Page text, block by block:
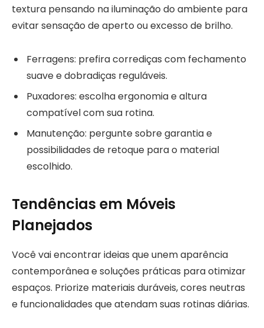
textura pensando na iluminação do ambiente para
evitar sensação de aperto ou excesso de brilho.
Ferragens: prefira corrediças com fechamento
suave e dobradiças reguláveis.
Puxadores: escolha ergonomia e altura
compatível com sua rotina.
Manutenção: pergunte sobre garantia e
possibilidades de retoque para o material
escolhido.
Tendências em Móveis
Planejados
Você vai encontrar ideias que unem aparência
contemporânea e soluções práticas para otimizar
espaços. Priorize materiais duráveis, cores neutras
e funcionalidades que atendam suas rotinas diárias.